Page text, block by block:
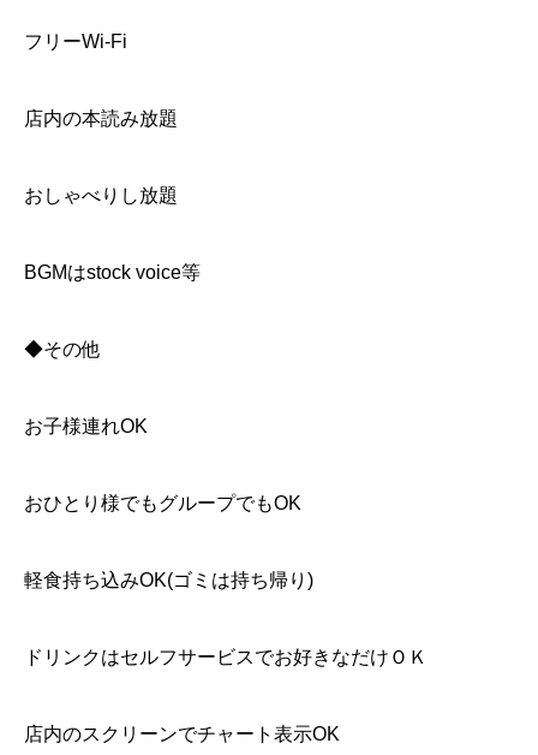
フリーWi-Fi
店内の本読み放題
おしゃべりし放題
BGMはstock voice等
◆その他
お子様連れOK
おひとり様でもグループでもOK
軽食持ち込みOK(ゴミは持ち帰り)
ドリンクはセルフサービスでお好きなだけＯＫ
店内のスクリーンでチャート表示OK